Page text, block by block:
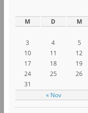
M D M
« Nov
3
4 5
10
11 12
17
18 19
24
25 26
31